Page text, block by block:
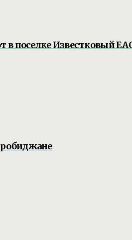
в поселке Известковый